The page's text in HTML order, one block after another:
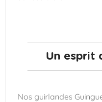
Un esprit
Nos guirlandes